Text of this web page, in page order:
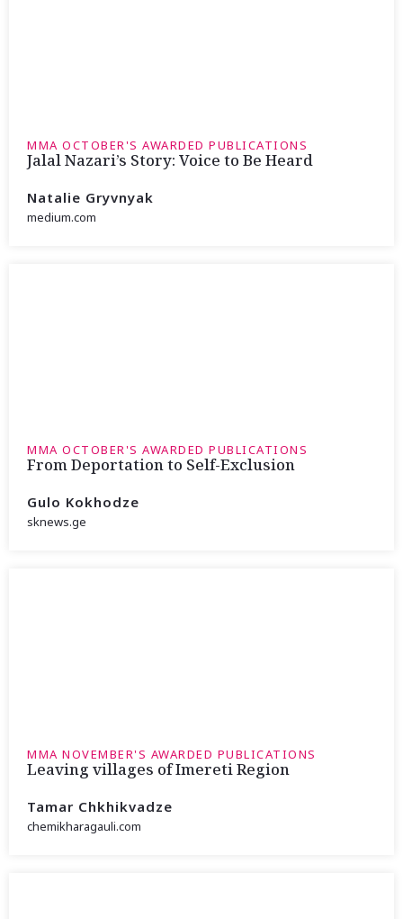
MMA OCTOBER'S AWARDED PUBLICATIONS
Jalal Nazari’s Story: Voice to Be Heard
Natalie Gryvnyak
medium.com
MMA OCTOBER'S AWARDED PUBLICATIONS
From Deportation to Self-Exclusion
Gulo Kokhodze
sknews.ge
MMA NOVEMBER'S AWARDED PUBLICATIONS
Leaving villages of Imereti Region
Tamar Chkhikvadze
chemikharagauli.com